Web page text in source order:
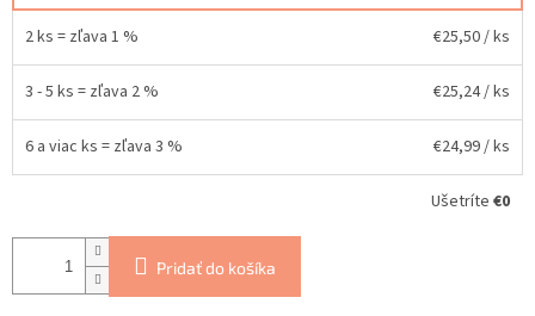
2 ks = zľava 1 % €25,50/ ks
3 - 5 ks = zľava 2 % €25,24/ ks
6 a viac ks = zľava 3 % €24,99/ ks
Ušetríte €0
Pridať do košíka